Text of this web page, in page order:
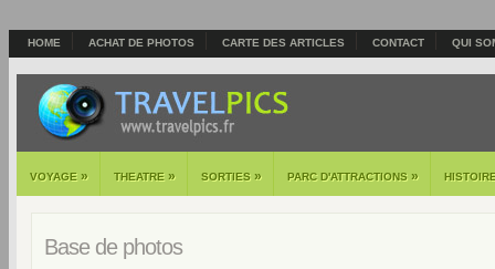
HOME ACHAT DE PHOTOS CARTE DES ARTICLES CONTACT QUI
VOYAGE » THEATRE » SORTIES » PARC D'ATTRACTIONS »
Base de photos